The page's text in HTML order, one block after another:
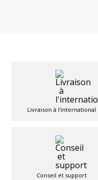
Livraison à l'international
Conseil et support